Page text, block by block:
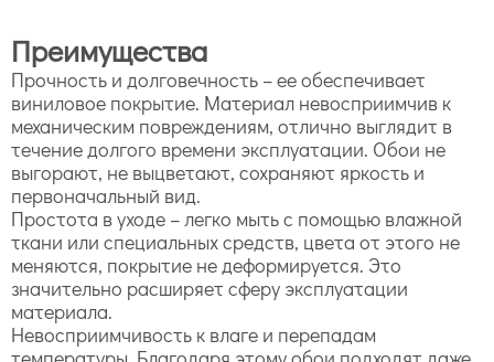
Преимущества
Прочность и долговечность – ее обеспечивает
виниловое покрытие. Материал невосприимчив к
механическим повреждениям, отлично выглядит в
течение долгого времени эксплуатации. Обои не
выгорают, не выцветают, сохраняют яркость и
первоначальный вид.
Простота в уходе – легко мыть с помощью влажной
ткани или специальных средств, цвета от этого не
меняются, покрытие не деформируется. Это
значительно расширяет сферу эксплуатации
материала.
Невосприимчивость к влаге и перепадам